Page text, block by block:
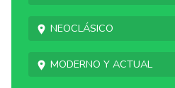
Neoclásico
Moderno y actual